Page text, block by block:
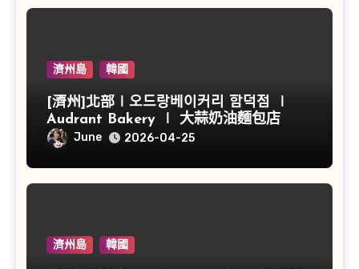
濟州島 韓國
[濟州]北部∣오드랑베이커리 함덕점 ∣
Audrant Bakery ∣ 大蒜奶油麵包店
June 2026-04-25
濟州島 韓國